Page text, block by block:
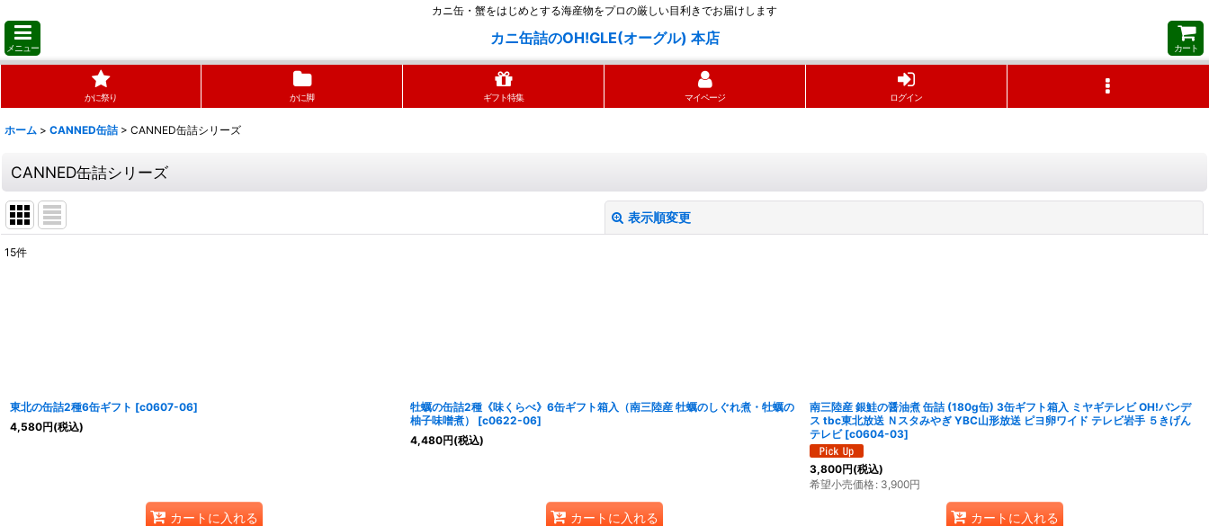
カニ缶・蟹をはじめとする海産物をプロの厳しい目利きでお届けします
メニュー
カニ缶詰のOH!GLE(オーグル) 本店
カート
かに祭り かに脚 ギフト特集 マイページ ログイン
ホーム > CANNED缶詰 > CANNED缶詰シリーズ
CANNED缶詰シリーズ
表示順変更
15件
東北の缶詰2種6缶ギフト [c0607-06]
4,580円(税込)
カートに入れる
牡蠣の缶詰2種《味くらべ》6缶ギフト箱入（南三陸産 牡蠣のしぐれ煮・牡蠣の
柚子味噌煮）
[c0622-06]
4,480円(税込)
カートに入れる
南三陸産 銀鮭の醤油煮 缶詰 (180g缶) 3缶ギフト箱入 ミヤギテレビ OH!バンデ
ス tbc東北放送 Ｎスタみやぎ YBC山形放送 ピヨ卵ワイド テレビ岩手 ５きげん
テレビ [c0604-03]
3,800円(税込)
希望小売価格: 3,900円
カートに入れる